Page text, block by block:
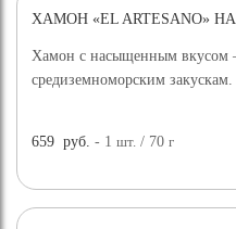
ХАМОН «EL ARTESANO»
Хамон с насыщенным вкусом
средиземноморским закускам.
659 руб. - 1шт. / 70г